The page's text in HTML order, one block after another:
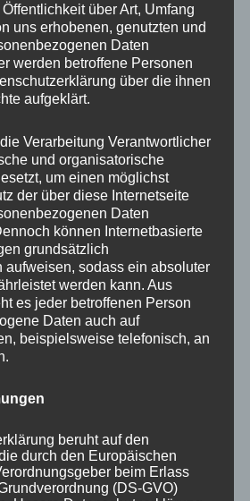
Reflexion
über Art, Umfang
uns erhobenen, genutzten und
Daten
werden betroffene Personen
über die ihnen
aufgeklärt.
Verarbeitung Verantwortlicher
und organisatorische
um einen möglichst
der über diese Internetseite
Daten
können Internetbasierte
grundsätzlich
aufweisen, sodass ein absoluter
werden kann. Aus
es jeder betroffenen Person
Daten auch auf
beispielsweise telefonisch, an
beruht auf den
durch den Europäischen
beim Erlass
(DS-GVO)